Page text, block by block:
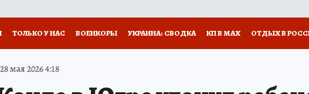
ТОЛЬКО У НАС ВОЕНКОРЫ УКРАИНА: СВОДКА КП В МАХ ОТДЫХ В
НА СЕБЕ
28 мая 2026 4:18